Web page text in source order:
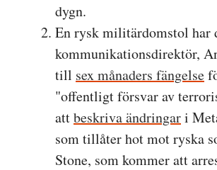
dygn.
En rysk militärdomstol har
kommunikationsdirektör,
till sex månaders fängelse
"offentligt försvar av
attbeskriva ändringari
som tillåter hot mot ryska
Stone, som kommer att